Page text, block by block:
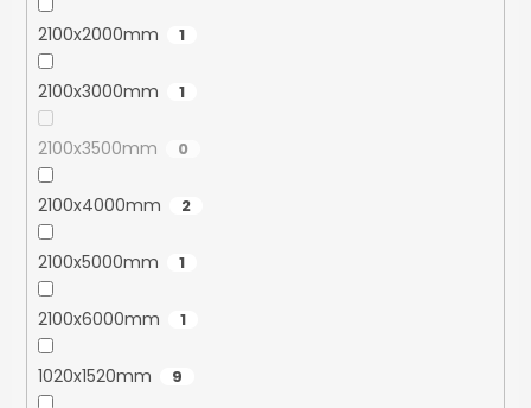
2100x2000mm 1
2100x3000mm 1
2100x3500mm 0
2100x4000mm 2
2100x5000mm 1
2100x6000mm 1
1020x1520mm 9